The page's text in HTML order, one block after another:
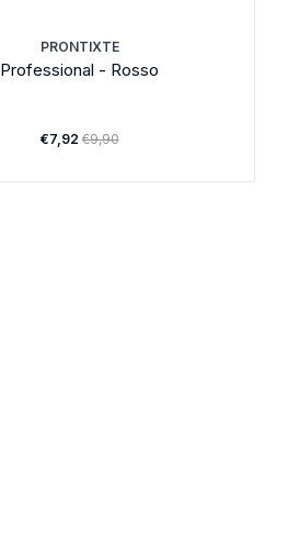
PRONTIXTE
Professional - Rosso
€7,92€9,90